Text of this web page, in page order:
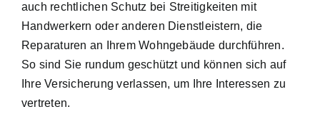
auch rechtlichen Schutz bei Streitigkeiten mit
Handwerkern oder anderen Dienstleistern, die
Reparaturen an Ihrem Wohngebäude durchführen.
So sind Sie rundum geschützt und können sich auf
Ihre Versicherung verlassen, um Ihre Interessen zu
vertreten.